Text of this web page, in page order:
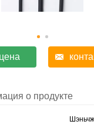
о продукте